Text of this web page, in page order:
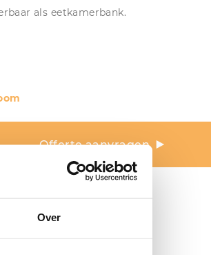
Over
als eetkamerbank.
Offerte aanvragen